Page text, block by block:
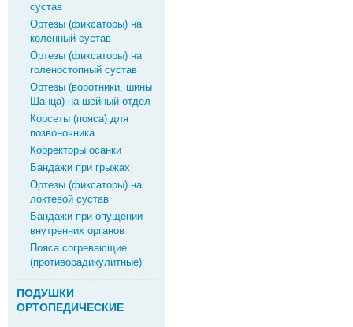
сустав
Ортезы (фиксаторы) на
коленный сустав
Ортезы (фиксаторы) на
голеностопный сустав
Ортезы (воротники, шины
Шанца) на шейный отдел
Корсеты (пояса) для
позвоночника
Корректоры осанки
Бандажи при грыжах
Ортезы (фиксаторы) на
локтевой сустав
Бандажи при опущении
внутренних органов
Пояса согревающие
(противорадикулитные)
ПОДУШКИ
ОРТОПЕДИЧЕСКИЕ